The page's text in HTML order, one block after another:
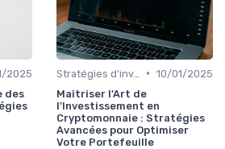
2025
des
• 10/01/2025
Maîtriser l'Art de
l'Investissement en
Cryptomonnaie : Stratégies
Avancées pour Optimiser
Votre Portefeuille